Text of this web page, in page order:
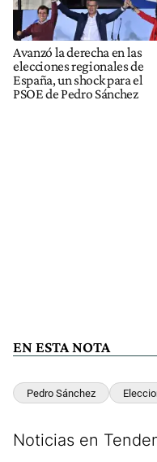
Avanzó la derecha en las
elecciones regionales de
España, un shock para el
PSOE de Pedro Sánchez
EN ESTA NOTA
Pedro Sánchez
Noticias en